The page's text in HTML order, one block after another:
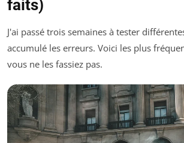
faits)
J'ai passé trois semaines à tester
accumulé les erreurs. Voici les plus
vous ne les fassiez pas.